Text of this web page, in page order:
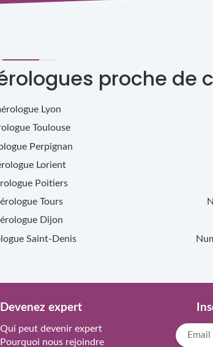
proche de
Lyon
Toulouse
Perpignan
Lorient
Poitiers
Tours
Dijon
Saint-Denis
Devenez expert
Qui peut devenir expert
Pourquoi nous rejoindre